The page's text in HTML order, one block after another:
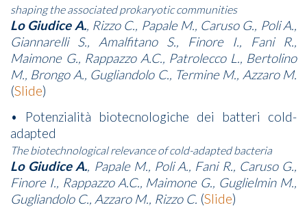
shaping the associated prokaryotic communities
Lo Giudice A., Rizzo C., Papale M., Caruso G., Poli A.,
Giannarelli S., Amalfitano S., Finore I., Fani R.,
Maimone G., Rappazzo A.C., Patrolecco L., Bertolino
M., Brongo A., Gugliandolo C., Termine M., Azzaro M.
(Slide)
• Potenzialità biotecnologiche dei batteri cold-
adapted
The biotechnological relevance of cold-adapted bacteria
Lo Giudice A., Papale M., Poli A., Fani R., Caruso G.,
Finore I., Rappazzo A.C., Maimone G., Guglielmin M.,
Gugliandolo C., Azzaro M., Rizzo C. (Slide)